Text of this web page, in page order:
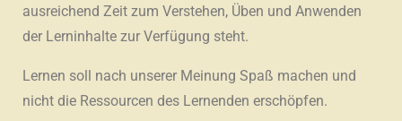
ausreichend Zeit zum Verstehen, Üben und Anwenden
der Lerninhalte zur Verfügung steht.
Lernen soll nach unserer Meinung Spaß machen und
nicht die Ressourcen des Lernenden erschöpfen.